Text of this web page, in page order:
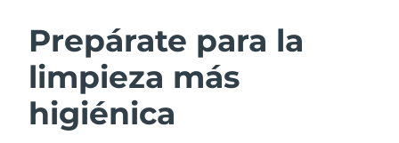
Prepárate para la
limpieza más
higiénica
Limpieza facial
Austria Entrega prevista
Baréin Entrega prevista
Bélgica